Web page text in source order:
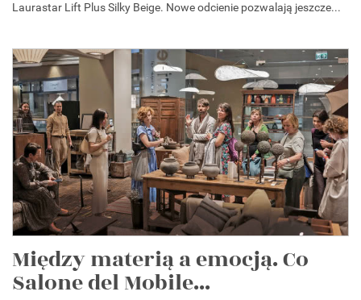
Laurastar Lift Plus Silky Beige. Nowe odcienie pozwalają jeszcze...
Między materią a emocją. Co
Salone del Mobile...